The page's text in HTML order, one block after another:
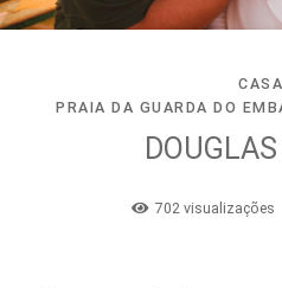
PRAIA DA GUARDA DO
702 visualizações